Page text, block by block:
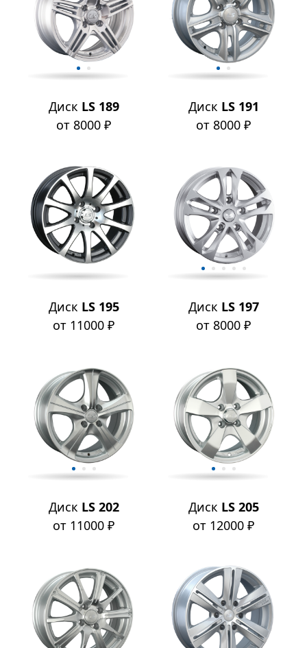
Диск LS 189
от 8000 ₽
Диск LS 191
от 8000 ₽
Диск LS 195
от 11000 ₽
Диск LS 197
от 8000 ₽
Диск LS 202
от 11000 ₽
Диск LS 205
от 12000 ₽